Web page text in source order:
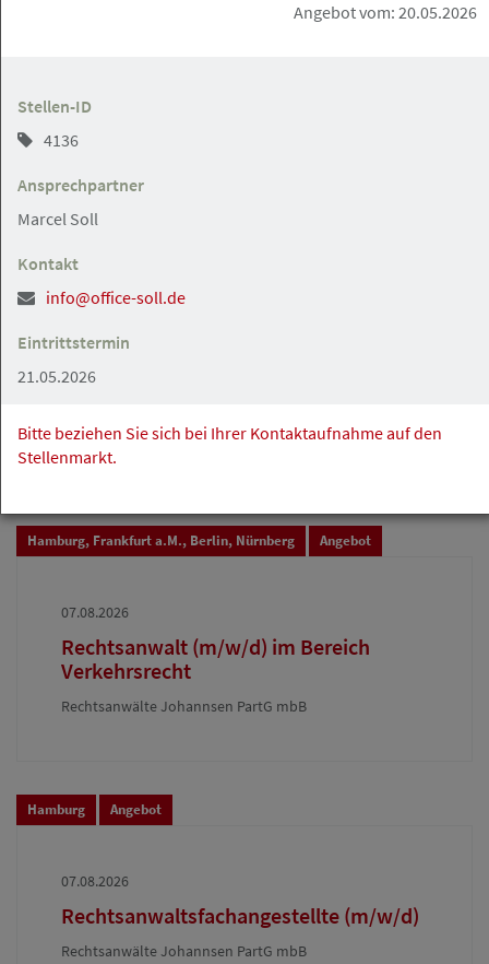
für Rechtsanwälte
Hamburg, Berlin, Frankfurt a.M, Nürnberg
07.08.2026
Volljurist / Jurist (m/w/d) für die
außergerichtliche Schadenregulierung
im Bereich Sachversicherung /
Rechtsanwälte Johannsen PartG mbB
Hamburg, Frankfurt a.M., Berlin, Nürnberg Angebot
07.08.2026
Rechtsanwalt (m/w/d) im Bereich
Verkehrsrecht
Rechtsanwälte Johannsen PartG mbB
Hamburg Angebot
07.08.2026
Rechtsanwaltsfachangestellte (m/w/d)
Rechtsanwälte Johannsen PartG mbB
Angebot vom: 20.05.2026
Stellen-ID
4136
Ansprechpartner
Marcel Soll
Kontakt
info@office-soll.de
Eintrittstermin
21.05.2026
Bitte beziehen Sie sich bei Ihrer Kontaktaufnahme auf den
Stellenmarkt.